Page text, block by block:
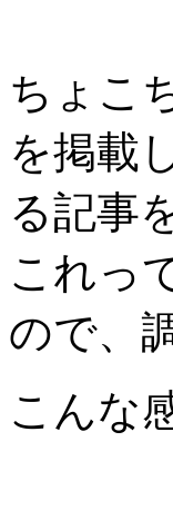
ちょこ
を掲載
る記事
これっ
ので、
こんな